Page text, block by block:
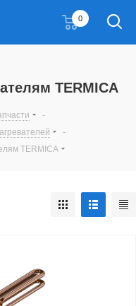
0
TERMICA
-
-
TERMICA